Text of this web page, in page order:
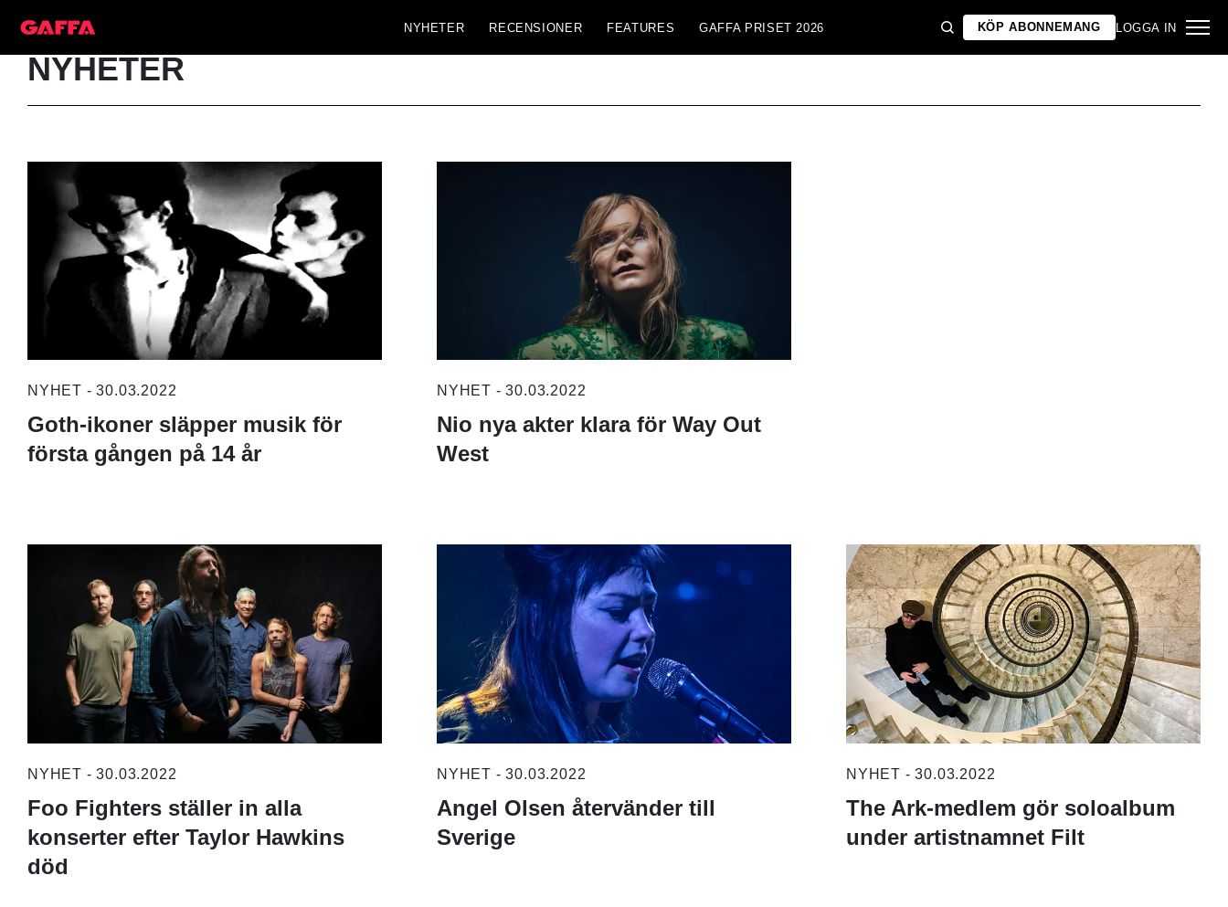
NYHETER RECENSIONER FEATURES GAFFA PRISET 2026 KÖP ABONNEMANG LOGGA IN
NYHETER
NYHET - 30.03.2022
Goth-ikoner släpper musik för
första gången på 14 år
NYHET - 30.03.2022
Nio nya akter klara för Way Out
West
NYHET - 30.03.2022
Foo Fighters ställer in alla
konserter efter Taylor Hawkins
död
NYHET - 30.03.2022
Angel Olsen återvänder till
Sverige
NYHET - 30.03.2022
The Ark-medlem gör soloalbum
under artistnamnet Filt